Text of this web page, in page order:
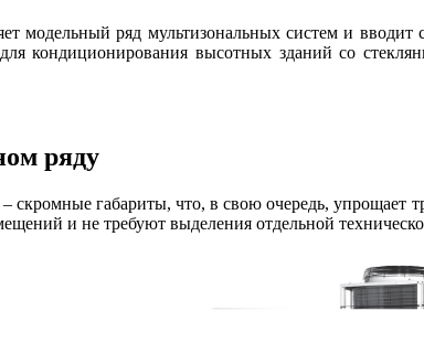
модельный ряд мультизональных систем и
кондиционирования высотных зданий со
ряду
скромные габариты, что, в свою очередь,
и не требуют выделения отдельной